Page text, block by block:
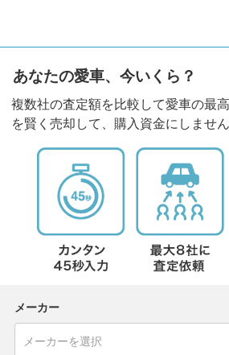
あなたの愛車、今いくら？
複数社の査定額を比較して愛車の最
を賢く売却して、購入資金にしませ
メーカー